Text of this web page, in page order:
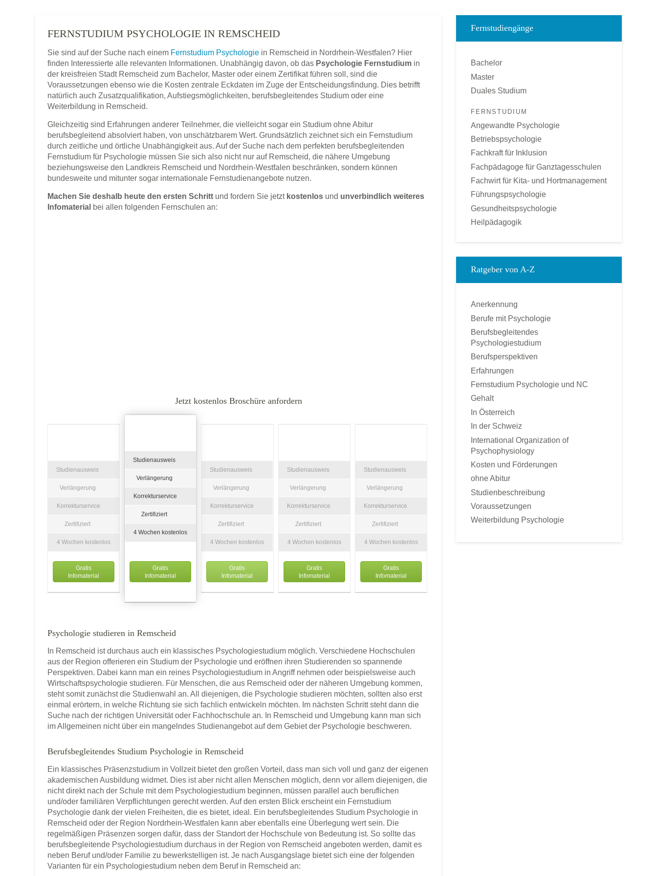
FERNSTUDIUM PSYCHOLOGIE IN REMSCHEID
Sie sind auf der Suche nach einem Fernstudium Psychologie in Remscheid in Nordrhein-Westfalen? Hier
finden Interessierte alle relevanten Informationen. Unabhängig davon, ob das Psychologie Fernstudium in
der kreisfreien Stadt Remscheid zum Bachelor, Master oder einem Zertifikat führen soll, sind die
Voraussetzungen ebenso wie die Kosten zentrale Eckdaten im Zuge der Entscheidungsfindung. Dies betrifft
natürlich auch Zusatzqualifikation, Aufstiegsmöglichkeiten, berufsbegleitendes Studium oder eine
Weiterbildung in Remscheid.
Gleichzeitig sind Erfahrungen anderer Teilnehmer, die vielleicht sogar ein Studium ohne Abitur
berufsbegleitend absolviert haben, von unschätzbarem Wert. Grundsätzlich zeichnet sich ein Fernstudium
durch zeitliche und örtliche Unabhängigkeit aus. Auf der Suche nach dem perfekten berufsbegleitenden
Fernstudium für Psychologie müssen Sie sich also nicht nur auf Remscheid, die nähere Umgebung
beziehungsweise den Landkreis Remscheid und Nordrhein-Westfalen beschränken, sondern können
bundesweite und mitunter sogar internationale Fernstudienangebote nutzen.
Machen Sie deshalb heute den ersten Schritt und fordern Sie jetzt kostenlos und unverbindlich weiteres
Infomaterial bei allen folgenden Fernschulen an:
Jetzt kostenlos Broschüre anfordern
Studienausweis
Verlängerung
Korrekturservice
Zertifiziert
4 Wochen kostenlos
Gratis
Infomaterial
Studienausweis
Verlängerung
Korrekturservice
Zertifiziert
4 Wochen kostenlos
Gratis
Infomaterial
Studienausweis
Verlängerung
Korrekturservice
Zertifiziert
4 Wochen kostenlos
Gratis
Infomaterial
Studienausweis
Verlängerung
Korrekturservice
Zertifiziert
4 Wochen kostenlos
Gratis
Infomaterial
Studienausweis
Verlängerung
Korrekturservice
Zertifiziert
4 Wochen kostenlos
Gratis
Infomaterial
Psychologie studieren in Remscheid
In Remscheid ist durchaus auch ein klassisches Psychologiestudium möglich. Verschiedene Hochschulen
aus der Region offerieren ein Studium der Psychologie und eröffnen ihren Studierenden so spannende
Perspektiven. Dabei kann man ein reines Psychologiestudium in Angriff nehmen oder beispielsweise auch
Wirtschaftspsychologie studieren. Für Menschen, die aus Remscheid oder der näheren Umgebung kommen,
steht somit zunächst die Studienwahl an. All diejenigen, die Psychologie studieren möchten, sollten also erst
einmal erörtern, in welche Richtung sie sich fachlich entwickeln möchten. Im nächsten Schritt steht dann die
Suche nach der richtigen Universität oder Fachhochschule an. In Remscheid und Umgebung kann man sich
im Allgemeinen nicht über ein mangelndes Studienangebot auf dem Gebiet der Psychologie beschweren.
Berufsbegleitendes Studium Psychologie in Remscheid
Ein klassisches Präsenzstudium in Vollzeit bietet den großen Vorteil, dass man sich voll und ganz der eigenen
akademischen Ausbildung widmet. Dies ist aber nicht allen Menschen möglich, denn vor allem diejenigen, die
nicht direkt nach der Schule mit dem Psychologiestudium beginnen, müssen parallel auch beruflichen
und/oder familiären Verpflichtungen gerecht werden. Auf den ersten Blick erscheint ein Fernstudium
Psychologie dank der vielen Freiheiten, die es bietet, ideal. Ein berufsbegleitendes Studium Psychologie in
Remscheid oder der Region Nordrhein-Westfalen kann aber ebenfalls eine Überlegung wert sein. Die
regelmäßigen Präsenzen sorgen dafür, dass der Standort der Hochschule von Bedeutung ist. So sollte das
berufsbegleitende Psychologiestudium durchaus in der Region von Remscheid angeboten werden, damit es
neben Beruf und/oder Familie zu bewerkstelligen ist. Je nach Ausgangslage bietet sich eine der folgenden
Varianten für ein Psychologiestudium neben dem Beruf in Remscheid an:
Fernstudiengänge
Bachelor
Master
Duales Studium
FERNSTUDIUM
Angewandte Psychologie
Betriebspsychologie
Fachkraft für Inklusion
Fachpädagoge für Ganztagesschulen
Fachwirt für Kita- und Hortmanagement
Führungspsychologie
Gesundheitspsychologie
Heilpädagogik
Ökonomische Psychologie
Pädagogische Psychologie
Personal und Business Coach
Praktische Psychologie
Psychologie
Psychologischer Berater
Psychotherapie – Heilpraktiker
Rechtspsychologie
Sozialpsychologie
Soziologie
Sportpsychologie
Ratgeber von A-Z
Anerkennung
Berufe mit Psychologie
Berufsbegleitendes
Psychologiestudium
Berufsperspektiven
Erfahrungen
Fernstudium Psychologie und NC
Gehalt
In Österreich
In der Schweiz
International Organization of
Psychophysiology
Kosten und Förderungen
ohne Abitur
Studienbeschreibung
Voraussetzungen
Weiterbildung Psychologie